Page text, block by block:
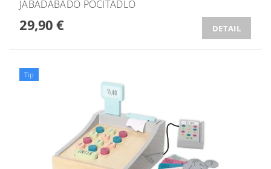
JABADABADO POČÍTADLO
29,90 € DETAIL
Tip